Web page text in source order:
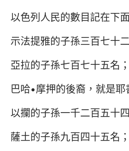
列王紀上 列王紀下
歷代志上 歷代志
以斯拉記 尼希米記
以斯帖記 約伯記
詩篇 箴言
傳道書 雅歌
以色列人民的數目記在下
示法提雅的子孫三百七十
亞拉的子孫七百七十五名；
巴哈•摩押的後裔，就是
以攔的子孫一千二百五十
薩土的子孫九百四十五名；